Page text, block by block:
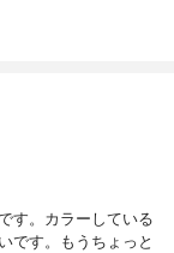
す。カラーしている
です。もうちょっと